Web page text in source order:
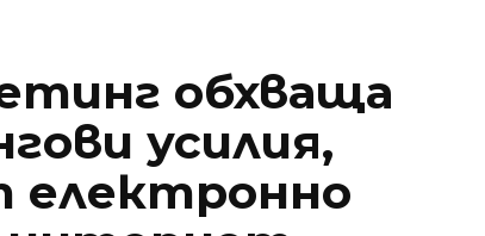
обхваща
усилия,
електронно